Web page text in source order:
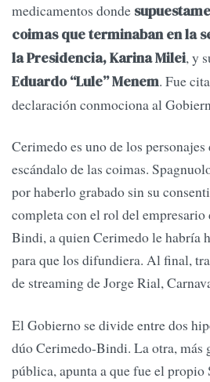
medicamentos donde
coimas que terminaban en la
la Presidencia, Karina Milei, y
Eduardo “Lule” Menem. Fue
declaración conmociona al
Cerimedo es uno de los
escándalo de las coimas.
por haberlo grabado sin su
completa con el rol del empresario
Bindi, a quien Cerimedo le habría
para que los difundiera. Al final,
de streaming de Jorge Rial,
El Gobierno se divide entre dos
dúo Cerimedo-Bindi. La otra, más
pública, apunta a que fue el propio